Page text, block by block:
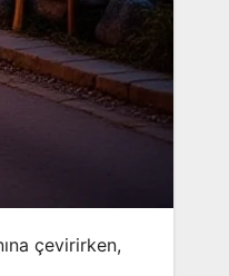
çevirirken,